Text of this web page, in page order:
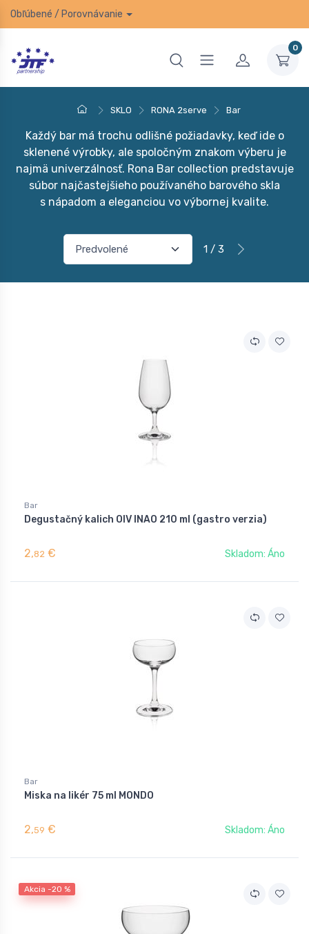
Obľúbené / Porovnávanie
0
SKLO RONA 2serve Bar
Každý bar má trochu odlišné požiadavky, keď ide o
sklenené výrobky, ale spoločným znakom výberu je
najmä univerzálnosť. Rona Bar collection predstavuje
súbor najčastejšieho používaného barového skla
s nápadom a eleganciou vo výbornej kvalite.
1 / 3
Bar
Degustačný kalich OIV INAO 210 ml (gastro verzia)
2,82 € Skladom: Áno
Bar
Miska na likér 75 ml MONDO
2,59 € Skladom: Áno
Akcia -20 %